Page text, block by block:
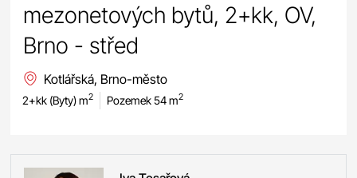
mezonetových bytů, 2+kk, OV,
Brno - střed
Kotlářská, Brno-město
2+kk (Byty) m2 Pozemek 54 m2